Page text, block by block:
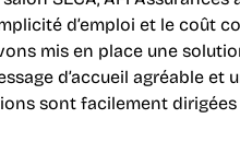
d’emploi et le coût
mis en place une
d’accueil agréable et
sont facilement